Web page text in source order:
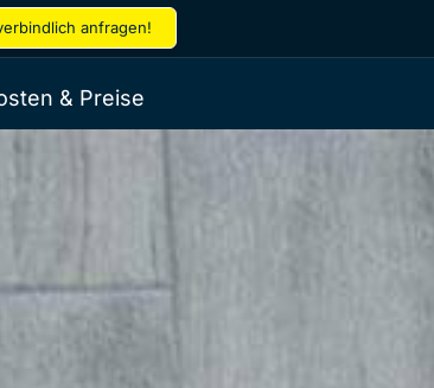
anfragen!
& Preise